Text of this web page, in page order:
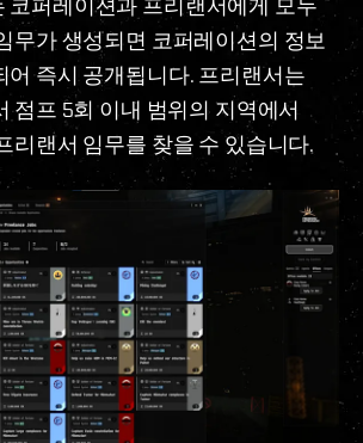
코퍼레이션과 프리랜서에게 모두
무가 생성되면 코퍼레이션의 정보
어 즉시 공개됩니다. 프리랜서는
점프 5회 이내 범위의 지역에서
리랜서 임무를 찾을 수 있습니다.